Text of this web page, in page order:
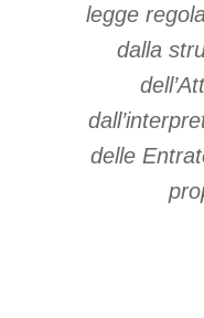
legge
dalla
delle